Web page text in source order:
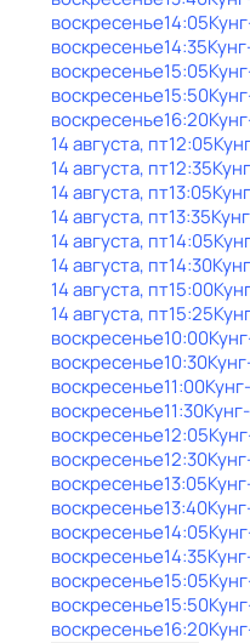
воскресенье14:05
воскресенье14:35
воскресенье15:05
воскресенье15:50
воскресенье16:20
14 августа, пт12:05
14 августа, пт12:35
14 августа, пт13:05
14 августа, пт13:35
14 августа, пт14:05
14 августа, пт14:30
14 августа, пт15:00
14 августа, пт15:25
воскресенье10:00
воскресенье10:30
воскресенье11:00
воскресенье11:30
воскресенье12:05
воскресенье12:30
воскресенье13:05
воскресенье13:40
воскресенье14:05
воскресенье14:35
воскресенье15:05
воскресенье15:50
воскресенье16:20